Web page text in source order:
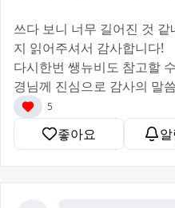
쓰다 보니 너무 길어진 것
지 읽어주셔서 감사합니다!
다시한번 쌩뉴비도 참고할
경님께 진심으로 감사의 말
5
좋아요